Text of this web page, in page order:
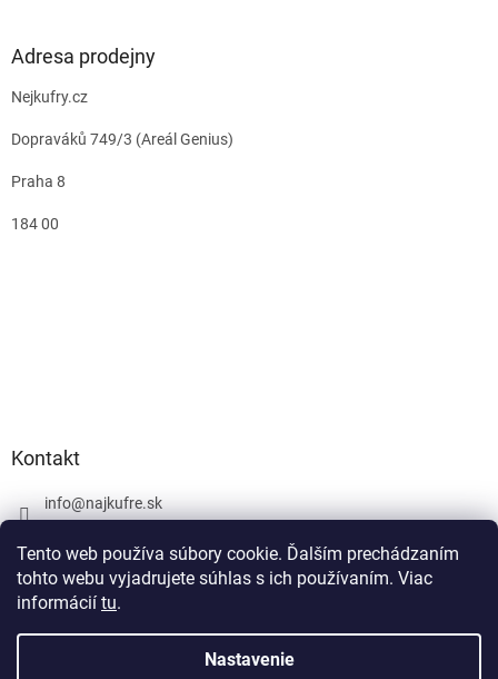
Tento web používa súbory cookie. Ďalším prechádzaním
tohto webu vyjadrujete súhlas s ich používaním. Viac
informácií tu.
Nastavenie
Adresa prodejny
Nejkufry.cz
Dopraváků 749/3 (Areál Genius)
Praha 8
184 00
Kontakt
info@najkufre.sk
Facebook
Vytvoril Shoptet